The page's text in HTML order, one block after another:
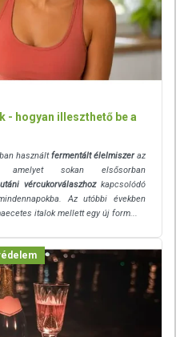
a szervezet tisztítására és
használják az almaecetet.
fertőzések elleni védekezésben is.
AJÁNLJUK?
diétás étrend kiegészítésére
típusú cukorbetegség,
előtt, bő folyadékkal.
- hogyan illeszthető be a
használtfermentált élelmiszeraz
amelyet sokan elsősorban
vércukorválaszhozkapcsolódó
Az utóbbi években
italok mellett egy új form...